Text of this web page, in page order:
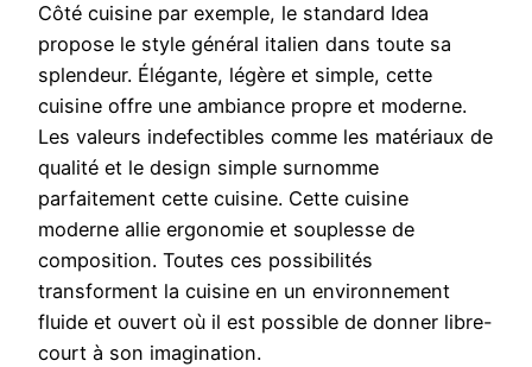
Côté cuisine par exemple, le standard Idea
propose le style général italien dans toute sa
splendeur. Élégante, légère et simple, cette
cuisine offre une ambiance propre et moderne.
Les valeurs indefectibles comme les matériaux de
qualité et le design simple surnomme
parfaitement cette cuisine. Cette cuisine
moderne allie ergonomie et souplesse de
composition. Toutes ces possibilités
transforment la cuisine en un environnement
fluide et ouvert où il est possible de donner libre-
court à son imagination.